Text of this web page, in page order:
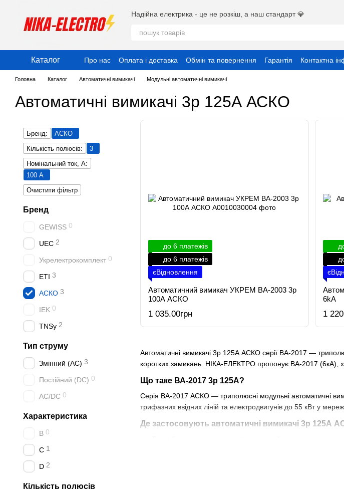
Надійна електрика - це не розкіш, а наш стандарт 💎
Каталог Про нас Оплата і доставка Обмін та повернення Гарантія Контактна
Публічний договір (Оферта)
Угода користувача
Головна Каталог Автоматичні вимикачі Модульні автоматичні вимикачі
Автоматичні вимикачі 3р 125А АСКО
Автоматичні вимикачі 3р 125А АСКО серії ВА-2017 —
коротких замикань. НІКА-ЕЛЕКТРО пропонує ВА-2017 (6кА),
Що таке ВА-2017 3р 125А?
Серія ВА-2017 АСКО — триполюсні модульні автоматичні
трифазних ввідних ліній та електродвигунів до 55 кВт у
Де застосовують автоматичні вимикачі 3р 125А
до 6 платежів
до 6 платежів
єВідновлення
Автоматичний вимикач УКРЕМ ВА-2003 3р
100А АСКО
1 035.00грн
6kА
1
Бренд:
АСКО
Кількість полюсів:
3
Номінальний ток, А:
100 А
Очистити фільтр
Бренд
GEWISS 0
UEC 2
Укрелектрокомплект 0
ETI 3
АСКО 3
IEK 0
TNSy 2
Тип струму
Змінний (AC) 3
Постійний (DC) 0
AC/DC 0
Характеристика
B 0
C 1
D 2
Кількість полюсів